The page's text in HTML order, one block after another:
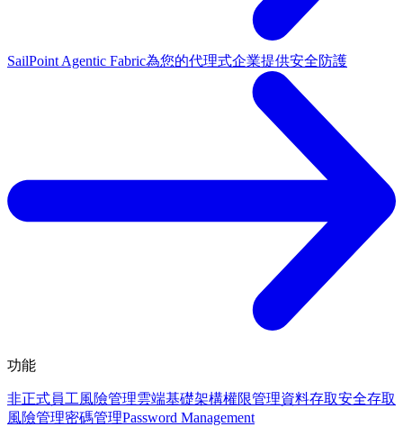
SailPoint Agentic Fabric為您的代理式企業提供安全防護
功能
非正式員工風險管理雲端基礎架構權限管理資料存取安全存取
風險管理密碼管理Password Management